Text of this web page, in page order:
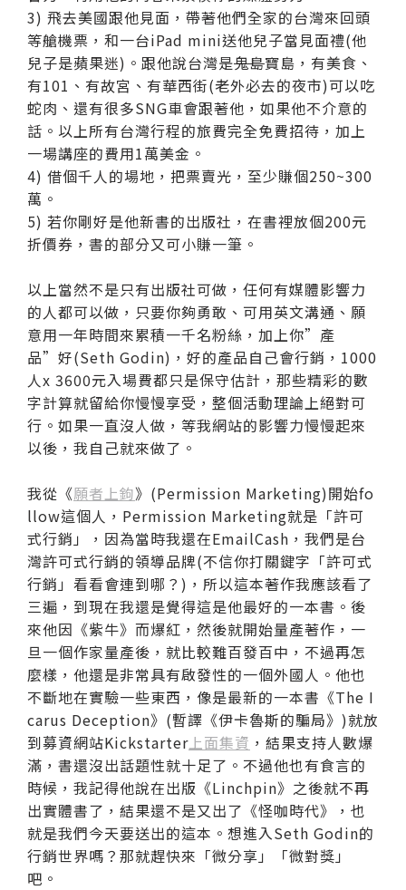
3) 飛去美國跟他見面，帶著他們全家的台灣來回頭
等艙機票，和一台iPad mini送他兒子當見面禮(他
兒子是蘋果迷)。跟他說台灣是鬼島寶島，有美食、
有101、有故宮、有華西街(老外必去的夜市)可以吃
蛇肉、還有很多SNG車會跟著他，如果他不介意的
話。以上所有台灣行程的旅費完全免費招待，加上
一場講座的費用1萬美金。
4) 借個千人的場地，把票賣光，至少賺個250~300
萬。
5) 若你剛好是他新書的出版社，在書裡放個200元
折價券，書的部分又可小賺一筆。
以上當然不是只有出版社可做，任何有媒體影響力
的人都可以做，只要你夠勇敢、可用英文溝通、願
意用一年時間來累積一千名粉絲，加上你”產
品”好(Seth Godin)，好的產品自己會行銷，1000
人x 3600元入場費都只是保守估計，那些精彩的數
字計算就留給你慢慢享受，整個活動理論上絕對可
行。如果一直沒人做，等我網站的影響力慢慢起來
以後，我自己就來做了。
我從《願者上鉤》(Permission Marketing)開始fo
llow這個人，Permission Marketing就是「許可
式行銷」，因為當時我還在EmailCash，我們是台
灣許可式行銷的領導品牌(不信你打關鍵字「許可式
行銷」看看會連到哪？)，所以這本著作我應該看了
三遍，到現在我還是覺得這是他最好的一本書。後
來他因《紫牛》而爆紅，然後就開始量產著作，一
旦一個作家量產後，就比較難百發百中，不過再怎
麼樣，他還是非常具有啟發性的一個外國人。他也
不斷地在實驗一些東西，像是最新的一本書《The I
carus Deception》(暫譯《伊卡魯斯的騙局》)就放
到募資網站Kickstarter上面集資 ，結果支持人數爆
滿，書還沒出話題性就十足了。不過他也有食言的
時候，我記得他說在出版《Linchpin》之後就不再
出實體書了，結果還不是又出了《怪咖時代》，也
就是我們今天要送出的這本。想進入Seth Godin的
行銷世界嗎？那就趕快來「微分享」「微對獎」
吧。